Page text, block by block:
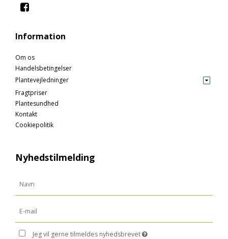
Information
Om os
Handelsbetingelser
Plantevejledninger
Fragtpriser
Plantesundhed
Kontakt
Cookiepolitik
Nyhedstilmelding
Jeg vil gerne tilmeldes nyhedsbrevet